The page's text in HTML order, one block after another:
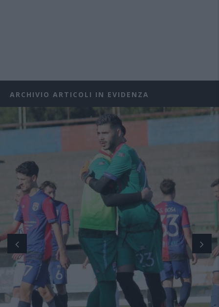
ARCHIVIO ARTICOLI IN EVIDENZA